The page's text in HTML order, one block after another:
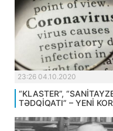
23:26 04.10.2020
“KLASTER”,
TƏDQİQATI” – YENİ